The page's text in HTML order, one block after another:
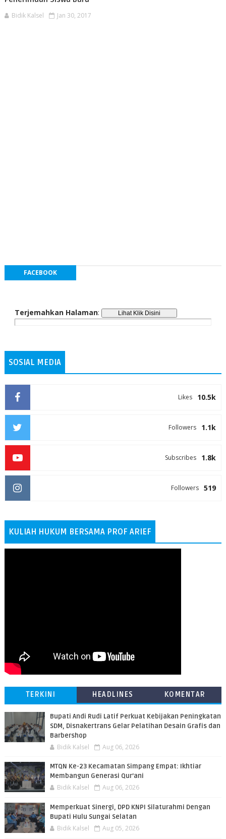
Bidik Kalsel Jan 30, 2017
FACEBOOK
Terjemahkan Halaman:
SOSIAL MEDIA
10.5k
Likes
1.1k
Followers
1.8k
Subscribes
519
Followers
KULIAH HUKUM BERSAMA PROF ARIEF
TERKINI HEADLINES KOMENTAR
Bupati Andi Rudi Latif Perkuat Kebijakan Peningkatan
SDM, Disnakertrans Gelar Pelatihan Desain Grafis dan
Barbershop
Bidik Kalsel Aug 06, 2026
MTQN Ke-23 Kecamatan Simpang Empat: Ikhtiar
Membangun Generasi Qur’ani
Bidik Kalsel Aug 06, 2026
Memperkuat Sinergi, DPD KNPI Silaturahmi Dengan
Bupati Hulu Sungai Selatan
Bidik Kalsel Aug 05, 2026